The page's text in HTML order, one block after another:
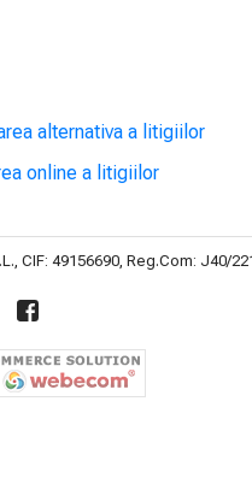
CIF: 49156690, Reg.Com: J40/